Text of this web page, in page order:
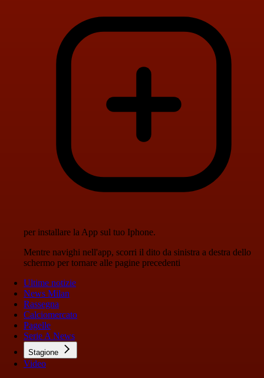
per installare la App sul tuo Iphone.
Mentre navighi nell'app, scorri il dito da sinistra a destra dello
schermo per tornare alle pagine precedenti
Ultime notizie
News Milan
Rassegna
Calciomercato
Pagelle
Serie A News
Stagione
Video